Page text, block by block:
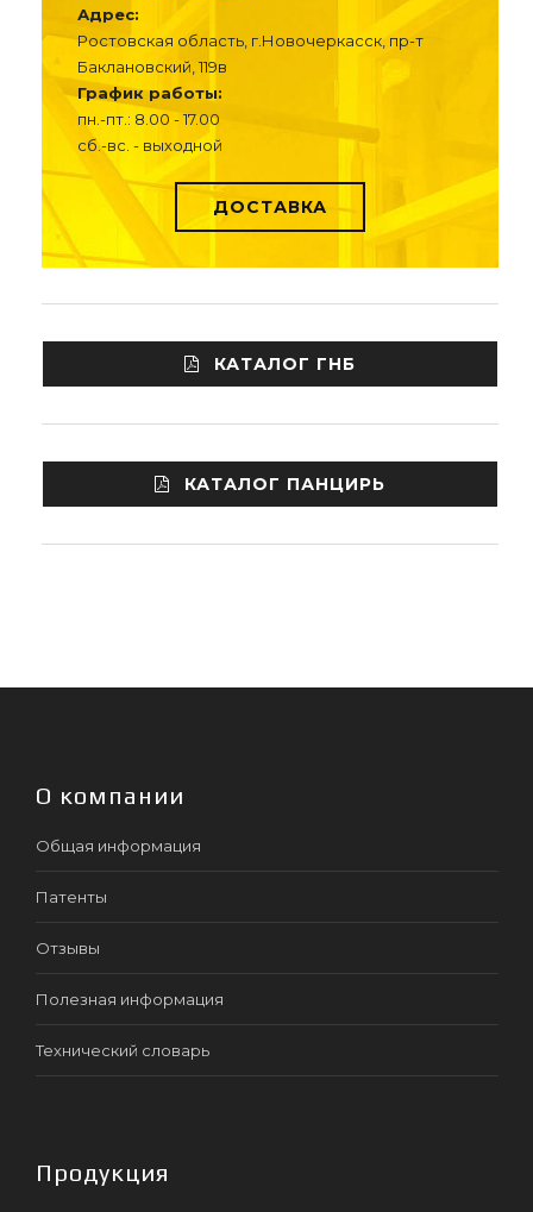
Адрес:
Ростовская область, г.Новочеркасск, пр-т
Баклановский, 119в
График работы:
пн.-пт.: 8.00 - 17.00
сб.-вс. - выходной
ДОСТАВКА
КАТАЛОГ ГНБ
КАТАЛОГ ПАНЦИРЬ
О компании
Общая информация
Патенты
Отзывы
Полезная информация
Технический словарь
Продукция